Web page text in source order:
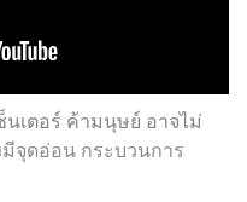
เตอร์ ค้ามนุษย์ อาจไม่
จุดอ่อน กระบวนการ